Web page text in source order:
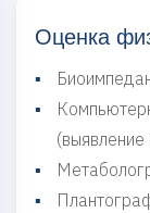
Оценка
▪
▪
▪
▪